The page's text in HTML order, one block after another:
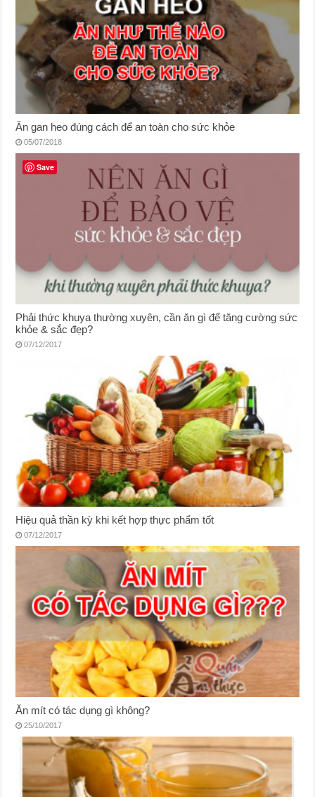
Ăn gan heo đúng cách để an toàn cho sức khỏe
05/07/2018
Phải thức khuya thường xuyên, cần ăn gì để tăng cường sức
khỏe & sắc đẹp?
07/12/2017
Hiệu quả thần kỳ khi kết hợp thực phẩm tốt
07/12/2017
Ăn mít có tác dụng gì không?
25/10/2017
Save